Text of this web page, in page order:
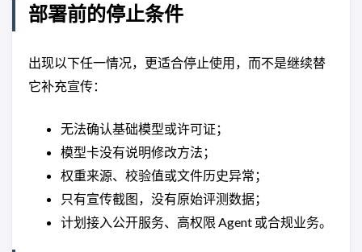
部署前的停止条件
出现以下任一情况，更适合停止使用，而不是继续替
它补充宣传：
无法确认基础模型或许可证；
模型卡没有说明修改方法；
权重来源、校验值或文件历史异常；
只有宣传截图，没有原始评测数据；
计划接入公开服务、高权限 Agent 或合规业务。